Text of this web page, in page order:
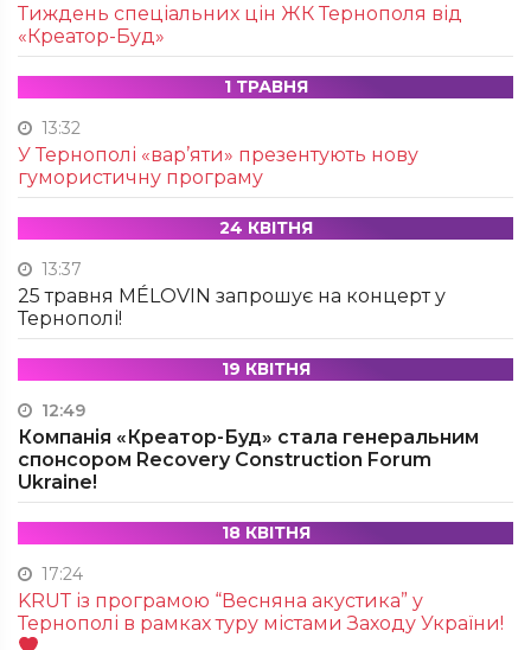
Тиждень спеціальних цін ЖК Тернополя від
«Креатор-Буд»
1 ТРАВНЯ
13:32
У Тернополі «вар’яти» презентують нову
гумористичну програму
24 КВІТНЯ
13:37
25 травня MÉLOVIN запрошує на концерт у
Тернополі!
19 КВІТНЯ
12:49
Компанія «Креатор-Буд» стала генеральним
спонсором Recovery Construction Forum
Ukraine!
18 КВІТНЯ
17:24
KRUТ із програмою “Весняна акустика” у
Тернополі в рамках туру містами Заходу України!